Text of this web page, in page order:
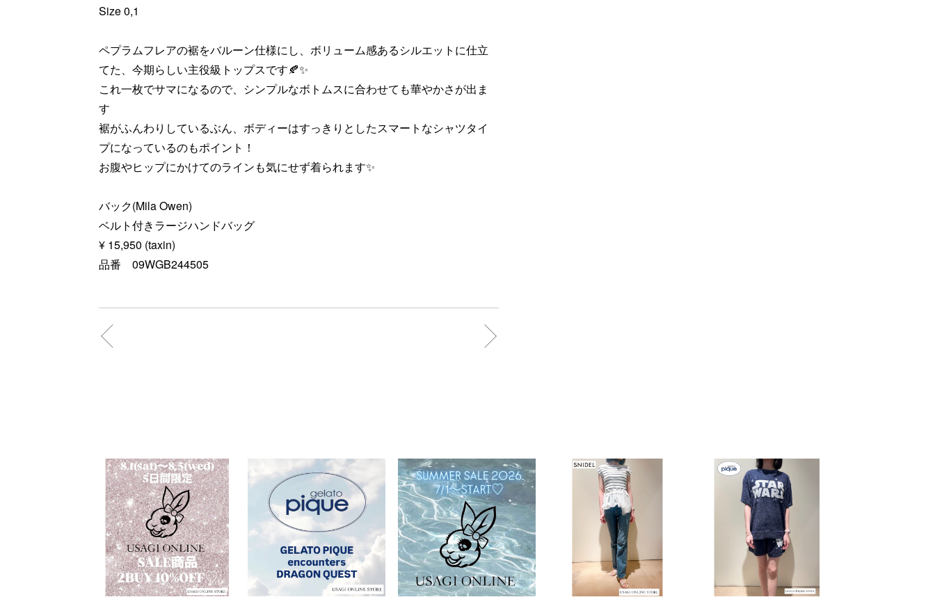
Size 0,1
ペプラムフレアの裾をバルーン仕様にし、ボリューム感あるシルエットに仕立
てた、今期らしい主役級トップスです🍂✨
これ一枚でサマになるので、シンプルなボトムスに合わせても華やかさが出ま
す
裾がふんわりしているぶん、ボディーはすっきりとしたスマートなシャツタイ
プになっているのもポイント！
お腹やヒップにかけてのラインも気にせず着られます✨
バック(Mila Owen)
ベルト付きラージハンドバッグ
¥ 15,950 (taxin)
品番 09WGB244505